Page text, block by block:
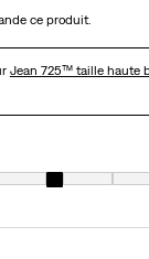
ce produit.
Jean 725™ taille haute
égal à Très petit et 7